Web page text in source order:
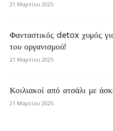
21 Μαρτίου 2025
Φανταστικός detox χυμός
του οργανισμού!
21 Μαρτίου 2025
Κοιλιακοί από ατσάλι με
21 Μαρτίου 2025